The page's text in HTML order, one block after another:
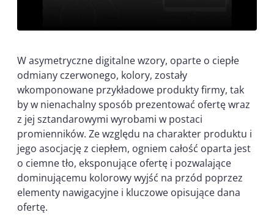
W asymetryczne digitalne wzory, oparte o ciepłe
odmiany czerwonego, kolory, zostały
wkomponowane przykładowe produkty firmy, tak
by w nienachalny sposób prezentować ofertę wraz
z jej sztandarowymi wyrobami w postaci
promienników. Ze względu na charakter produktu i
jego asocjację z ciepłem, ogniem całość oparta jest
o ciemne tło, eksponujące ofertę i pozwalające
dominującemu kolorowy wyjść na przód poprzez
elementy nawigacyjne i kluczowe opisujące dana
ofertę.